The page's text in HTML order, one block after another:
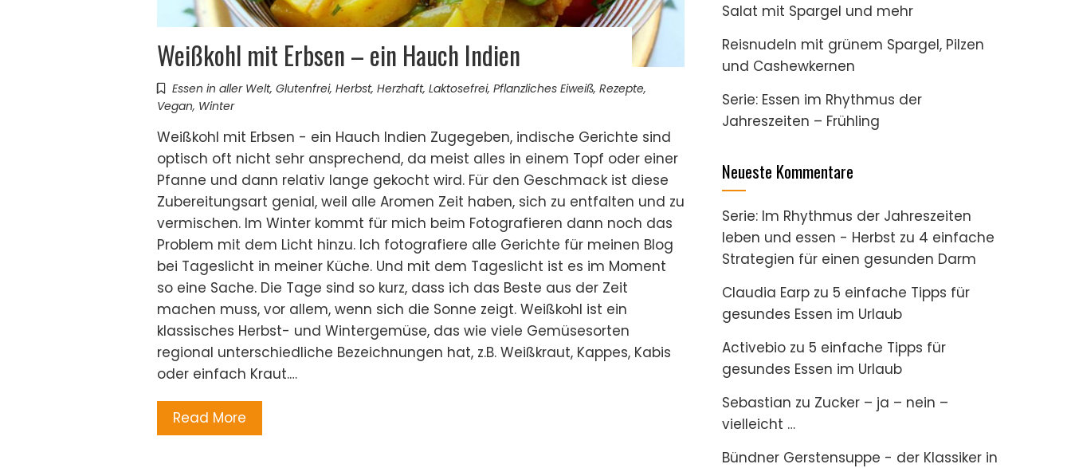
Weißkohl mit Erbsen – ein Hauch Indien
Essen in aller Welt, Glutenfrei, Herbst, Herzhaft, Laktosefrei, Pflanzliches Eiweiß, Rezepte,
Vegan, Winter
Weißkohl mit Erbsen - ein Hauch Indien Zugegeben, indische Gerichte sind
optisch oft nicht sehr ansprechend, da meist alles in einem Topf oder einer
Pfanne und dann relativ lange gekocht wird. Für den Geschmack ist diese
Zubereitungsart genial, weil alle Aromen Zeit haben, sich zu entfalten und zu
vermischen. Im Winter kommt für mich beim Fotografieren dann noch das
Problem mit dem Licht hinzu. Ich fotografiere alle Gerichte für meinen Blog
bei Tageslicht in meiner Küche. Und mit dem Tageslicht ist es im Moment
so eine Sache. Die Tage sind so kurz, dass ich das Beste aus der Zeit
machen muss, vor allem, wenn sich die Sonne zeigt. Weißkohl ist ein
klassisches Herbst- und Wintergemüse, das wie viele Gemüsesorten
regional unterschiedliche Bezeichnungen hat, z.B. Weißkraut, Kappes, Kabis
oder einfach Kraut.…
Read More
Salat mit Spargel und mehr
Reisnudeln mit grünem Spargel, Pilzen
und Cashewkernen
Serie: Essen im Rhythmus der
Jahreszeiten – Frühling
Neueste Kommentare
Serie: Im Rhythmus der Jahreszeiten
leben und essen - Herbst zu 4 einfache
Strategien für einen gesunden Darm
Claudia Earp zu 5 einfache Tipps für
gesundes Essen im Urlaub
Activebio zu 5 einfache Tipps für
gesundes Essen im Urlaub
Sebastian zu Zucker – ja – nein –
vielleicht …
Bündner Gerstensuppe - der Klassiker in